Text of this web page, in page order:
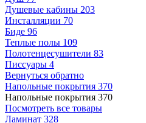
Душевые кабины 203
Инсталляции 70
Биде 96
Теплые полы 109
Полотенцесушители 83
Писсуары 4
Вернуться обратно
Напольные покрытия 370
Напольные покрытия 370
Посмотреть все товары
Ламинат 328